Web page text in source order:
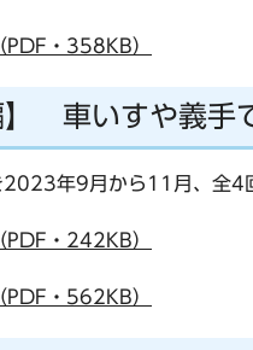
・358KB）
車いすや義手
年9月から11月、全4
・242KB）
・562KB）